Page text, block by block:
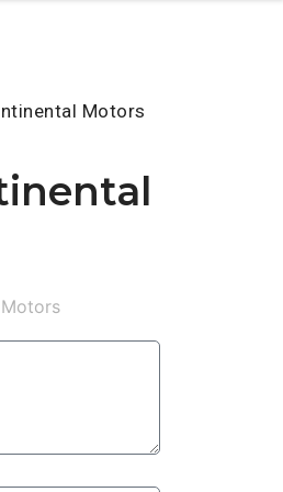
Motors